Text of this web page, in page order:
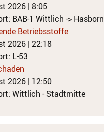
2026 | 8:05
BAB-1 Wittlich -> Hasborn
Betriebsstoffe
2026 | 22:18
L-53
2026 | 12:50
Wittlich - Stadtmitte